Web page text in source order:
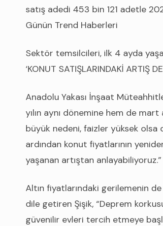
satış adedi 453 bin 121 adetle
Günün Trend Haberleri
Sektör temsilcileri, ilk 4 ayda
‘KONUT SATIŞLARINDAKİ ARTIŞ
Anadolu Yakası İnşaat
yılın aynı dönemine hem de mart
büyük nedeni, faizler yüksek
ardından konut fiyatlarının
yaşanan artıştan
Altın fiyatlarındaki gerilemenin
dile getiren Şişik, “Deprem
güvenilir evleri tercih etmeye